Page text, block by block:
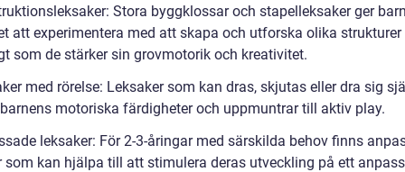
Stora byggklossar och stapelleksaker ger
att experimentera med att skapa och utforska olika strukturer
som de stärker sin grovmotorik och kreativitet.
med rörelse: Leksaker som kan dras, skjutas eller dra sig
motoriska färdigheter och uppmuntrar till aktiv play.
leksaker: För 2-3-åringar med särskilda behov finns
som kan hjälpa till att stimulera deras utveckling på ett